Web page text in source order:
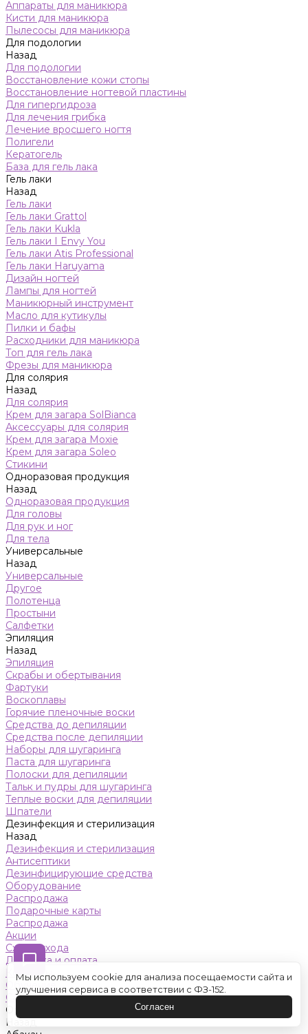
Аппараты для маникюра
Кисти для маникюра
Пылесосы для маникюра
Для подологии
Назад
Для подологии
Восстановление кожи стопы
Восстановление ногтевой пластины
Для гипергидроза
Для лечения грибка
Лечение вросшего ногтя
Полигели
Кератогель
База для гель лака
Гель лаки
Назад
Гель лаки
Гель лаки Grattol
Гель лаки Kukla
Гель лаки I Envy You
Гель лаки Atis Professional
Гель лаки Haruyama
Дизайн ногтей
Лампы для ногтей
Маникюрный инструмент
Масло для кутикулы
Пилки и бафы
Расходники для маникюра
Топ для гель лака
Фрезы для маникюра
Для солярия
Назад
Для солярия
Крем для загара SolBianca
Аксессуары для солярия
Крем для загара Moxie
Крем для загара Soleo
Стикини
Одноразовая продукция
Назад
Одноразовая продукция
Для головы
Для рук и ног
Для тела
Универсальные
Назад
Универсальные
Другое
Полотенца
Простыни
Салфетки
Эпиляция
Назад
Эпиляция
Скрабы и обертывания
Фартуки
Воскоплавы
Горячие пленочные воски
Средства до депиляции
Средства после депиляции
Наборы для шугаринга
Паста для шугаринга
Полоски для депиляции
Тальк и пудры для шугаринга
Теплые воски для депиляции
Шпатели
Дезинфекция и стерилизация
Назад
Дезинфекция и стерилизация
Антисептики
Дезинфицирующие средства
Оборудование
Распродажа
Подарочные карты
Распродажа
Акции
Схемы ухода
Доставка и оплата
Контакты
Обучение
Салон красоты
Оренбург
Назад
Мы используем cookie для анализа посещаемости сайта и
улучшения сервиса в соответствии с ФЗ-152.
Согласен